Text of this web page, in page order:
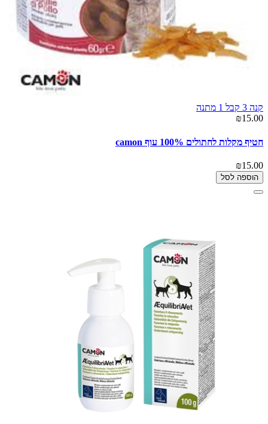
קנה 3 קבל 1 מתנה
₪15.00
חטיף מקלות לחתולים 100% עוף camon
₪15.00
הוספה לסל